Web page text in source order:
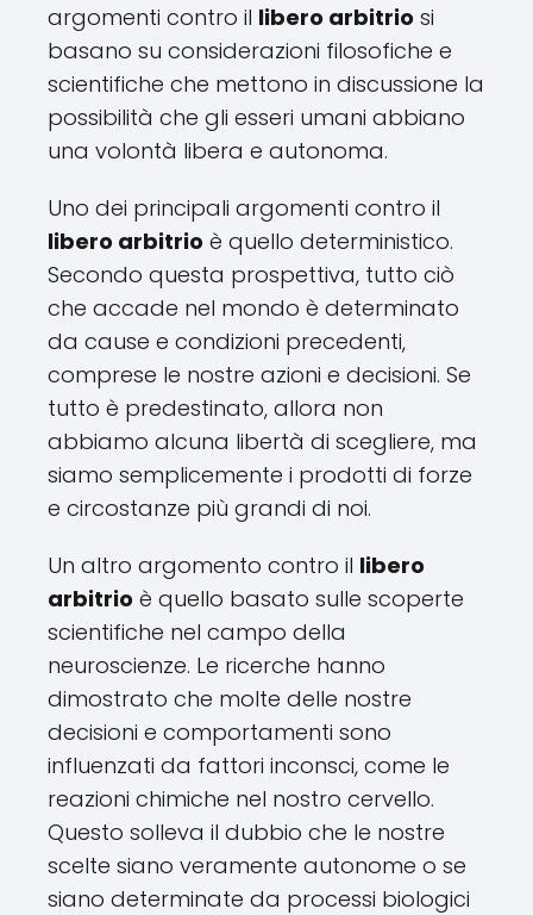
argomenti contro il libero arbitrio si
basano su considerazioni filosofiche e
scientifiche che mettono in discussione la
possibilità che gli esseri umani abbiano
una volontà libera e autonoma.
Uno dei principali argomenti contro il
libero arbitrio è quello deterministico.
Secondo questa prospettiva, tutto ciò
che accade nel mondo è determinato
da cause e condizioni precedenti,
comprese le nostre azioni e decisioni. Se
tutto è predestinato, allora non
abbiamo alcuna libertà di scegliere, ma
siamo semplicemente i prodotti di forze
e circostanze più grandi di noi.
Un altro argomento contro il libero
arbitrio è quello basato sulle scoperte
scientifiche nel campo della
neuroscienze. Le ricerche hanno
dimostrato che molte delle nostre
decisioni e comportamenti sono
influenzati da fattori inconsci, come le
reazioni chimiche nel nostro cervello.
Questo solleva il dubbio che le nostre
scelte siano veramente autonome o se
siano determinate da processi biologici